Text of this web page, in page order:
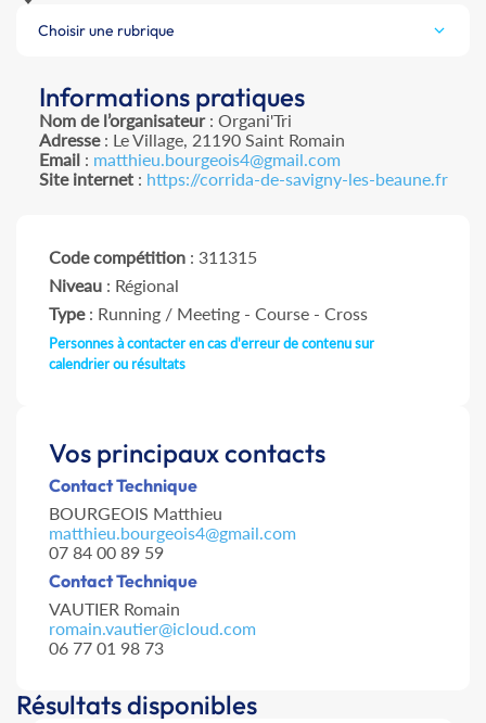
Choisir une rubrique
Informations pratiques
Nom de l’organisateur: Organi'Tri
Adresse: Le Village, 21190 Saint Romain
Email: matthieu.bourgeois4@gmail.com
Site internet: https://corrida-de-savigny-les-beaune.fr
Code compétition : 311315
Niveau : Régional
Type: Running / Meeting - Course - Cross
Personnes à contacter en cas d'erreur de contenu sur
calendrier ou résultats
Vos principaux contacts
Contact Technique
BOURGEOIS Matthieu
matthieu.bourgeois4@gmail.com
07 84 00 89 59
Contact Technique
VAUTIER Romain
romain.vautier@icloud.com
06 77 01 98 73
Résultats disponibles